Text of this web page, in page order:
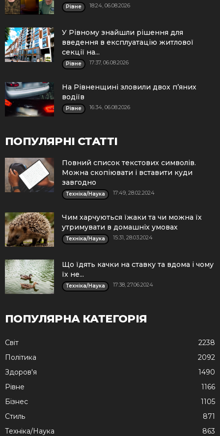
Рівне 18:24, 06.08.2026
У Рівному знайшли рішення для
введення в експлуатацію житлової
секції на...
Рівне 17:37, 06.08.2026
На Рівненщині зловили двох п’яних
водіїв
Рівне 16:34, 06.08.2026
ПОПУЛЯРНІ СТАТТІ
Повний список текстових символів.
Можна скопіювати і вставити куди
завгодно
Техніка/Наука 17:49, 28.02.2024
Чим харчуються їжаки та чи можна їх
утримувати в домашніх умовах
Техніка/Наука 15:31, 28.03.2024
Що їдять качки на ставку та вдома і чому
їх не...
Техніка/Наука 17:38, 27.06.2024
ПОПУЛЯРНА КАТЕГОРІЯ
Cвіт
2238
Політика
2092
Здоров'я
1490
Рівне
1166
Бізнес
1105
Стиль
871
Техніка/Наука
863